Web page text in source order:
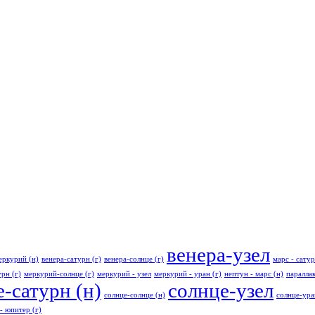
(н) венера-сатурн (г) венера-солнце (г) венера-узел марс -
(г) меркурий-солнце (г) меркурий - узел меркурий - уран (г) нептун - марс (н)
сатурн (н) солнце-солнце (н) солнце-узел солнце-
юпитер (г)